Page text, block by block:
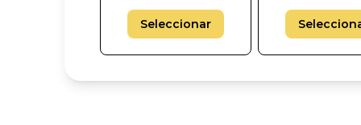
Seleccionar